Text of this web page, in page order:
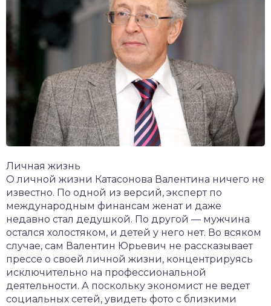
Личная жизнь
О личной жизни Катасонова Валентина ничего не
известно. По одной из версий, эксперт по
международным финансам женат и даже
недавно стал дедушкой. По другой — мужчина
остался холостяком, и детей у него нет. Во всяком
случае, сам Валентин Юрьевич не рассказывает
прессе о своей личной жизни, концентрируясь
исключительно на профессиональной
деятельности. А поскольку экономист не ведет
социальных сетей, увидеть фото с близкими